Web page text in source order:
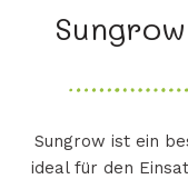
K
e
Sungrow ist ein
ideal für den